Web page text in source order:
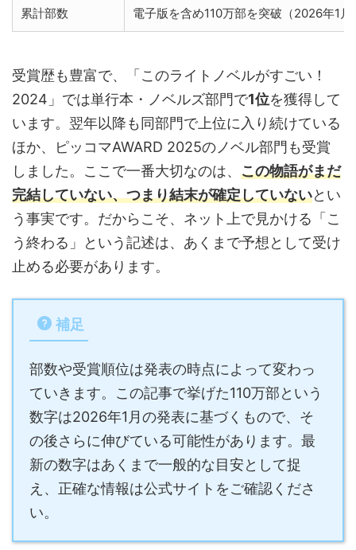
累計部数 電子版を含め110万部を突破（2026年1
受賞歴も豊富で、「このライトノベルがすごい！
2024」では単行本・ノベルズ部門で1位を獲得して
います。翌年以降も同部門で上位に入り続けている
ほか、ピッコマAWARD 2025のノベル部門も受賞
しました。ここで一番大切なのは、 この物語がまだ
完結していない、つまり結末が確定していないとい
う事実です。だからこそ、ネット上で見かける「こ
う終わる」という記述は、あくまで予想として受け
止める必要があります。
補足
部数や受賞順位は発表の時点によって変わっ
ていきます。この記事で挙げた110万部という
数字は2026年1月の発表に基づくもので、そ
の後さらに伸びている可能性があります。最
新の数字はあくまで一般的な目安として捉
え、正確な情報は公式サイトをご確認くださ
い。